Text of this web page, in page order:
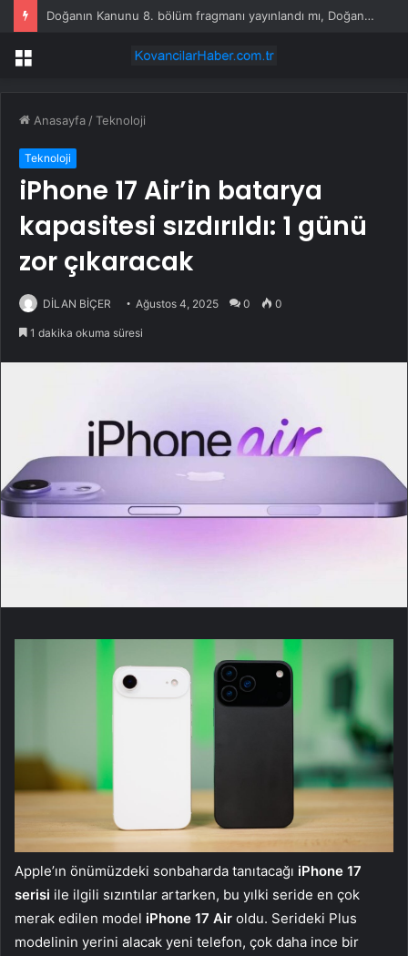
Doğanın Kanunu 8. bölüm fragmanı yayınlandı mı, Doğanın Kanunu yeni bölüm fragmanı ne zaman yayınlanır?
Menü
Anasayfa /Teknoloji
Teknoloji
iPhone 17 Air’in batarya
kapasitesi sızdırıldı: 1 günü
zor çıkaracak
DİLAN BİÇER Ağustos 4, 2025 0 0
1 dakika okuma süresi
Apple’ın önümüzdeki sonbaharda tanıtacağı iPhone 17
serisi ile ilgili sızıntılar artarken, bu yılki seride en çok
merak edilen model iPhone 17 Air oldu. Serideki Plus
modelinin yerini alacak yeni telefon, çok daha ince bir